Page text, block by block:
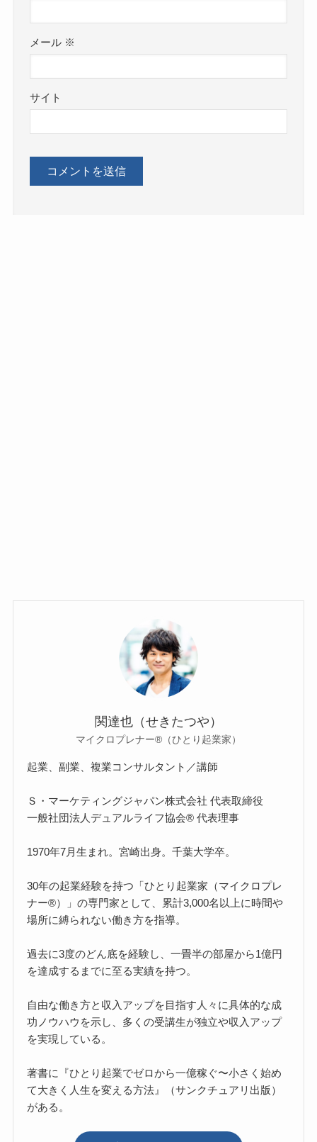
メール ※
サイト
関達也（せきたつや）
マイクロプレナー®（ひとり起業家）
起業、副業、複業コンサルタント／講師
Ｓ・マーケティングジャパン株式会社 代表取締役
一般社団法人デュアルライフ協会® 代表理事
1970年7月生まれ。宮崎出身。千葉大学卒。
30年の起業経験を持つ「ひとり起業家（マイクロプレ
ナー®）」の専門家として、累計3,000名以上に時間や
場所に縛られない働き方を指導。
過去に3度のどん底を経験し、一畳半の部屋から1億円
を達成するまでに至る実績を持つ。
自由な働き方と収入アップを目指す人々に具体的な成
功ノウハウを示し、多くの受講生が独立や収入アップ
を実現している。
著書に『ひとり起業でゼロから一億稼ぐ〜小さく始め
て大きく人生を変える方法』（サンクチュアリ出版）
がある。